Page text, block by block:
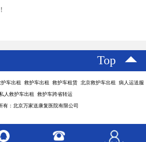
Top
车出租 救护车出租 救护车租赁 北京救护车出租 病人运送服
人救护车出租 救护车跨省转运
有：北京万家送康复医院有限公司